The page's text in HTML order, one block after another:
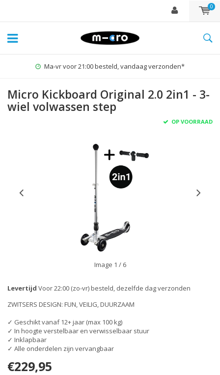
0
Ma-vr voor 21:00 besteld, vandaag verzonden*
Micro Kickboard Original 2.0 2in1 - 3-
wiel volwassen step
OP VOORRAAD
Image 1 / 6
Levertijd Voor 22:00 (zo-vr) besteld, dezelfde dag verzonden
ZWITSERS DESIGN: FUN, VEILIG, DUURZAAM
✓ Geschikt vanaf 12+ jaar (max 100 kg)
✓ In hoogte verstelbaar en verwisselbaar stuur
✓ Inklapbaar
✓ Alle onderdelen zijn vervangbaar
€229,95